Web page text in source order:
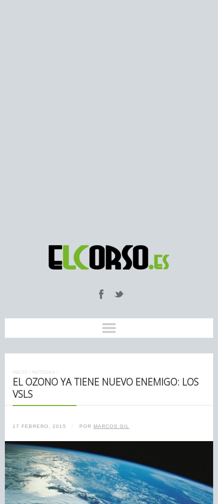
INICIO / NOTICIAS /
EL OZONO YA TIENE NUEVO ENEMIGO: LOS
VSLS
17 FEBRERO, 2015 / POR MARCOS GIL